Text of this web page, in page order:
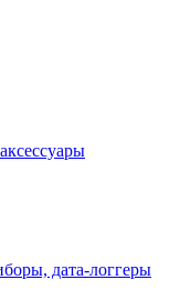
дата-логгеры